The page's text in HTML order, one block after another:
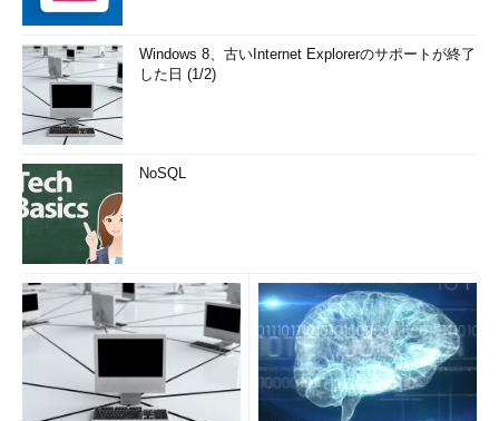
Windows 8、古いInternet Explorerのサポートが終了
した日 (1/2)
NoSQL